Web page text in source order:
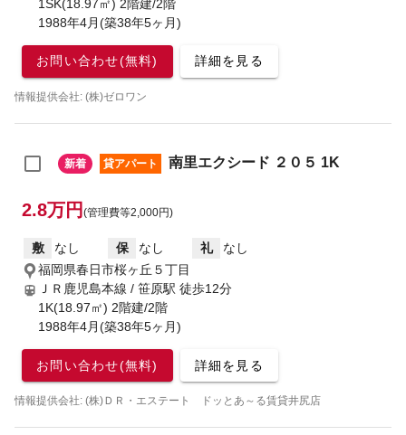
1SK(18.97㎡) 2階建/2階
1988年4月(築38年5ヶ月)
お問い合わせ(無料) 詳細を見る
情報提供会社: (株)ゼロワン
新着 貸アパート 南里エクシード ２０５ 1K
2.8万円 (管理費等2,000円)
敷 なし 保 なし 礼
なし
福岡県春日市桜ヶ丘５丁目
ＪＲ鹿児島本線 / 笹原駅 徒歩12分
1K(18.97㎡) 2階建/2階
1988年4月(築38年5ヶ月)
お問い合わせ(無料) 詳細を見る
情報提供会社: (株)ＤＲ・エステート ドッとあ～る賃貸井尻店